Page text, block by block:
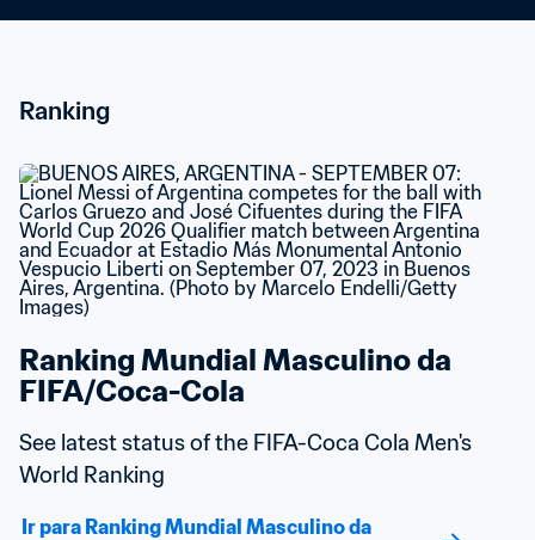
Ranking
Ranking Mundial Masculino da
FIFA/Coca-Cola
See latest status of the FIFA-Coca Cola Men's
World Ranking
Ir para Ranking Mundial Masculino da